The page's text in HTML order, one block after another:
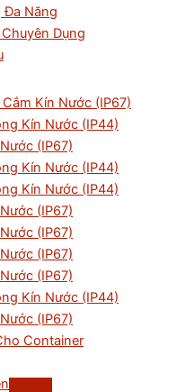
Đa Năng
Dụng
Kín Nước (IP67)
Kín Nước (IP44)
(IP67)
Kín Nước (IP44)
Kín Nước (IP44)
(IP67)
(IP67)
(IP67)
(IP67)
Kín Nước (IP44)
(IP67)
Container